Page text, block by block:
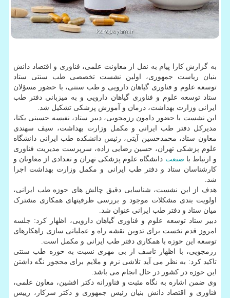
به گزارش کارا پیام به نقل از معاونت علمی، فناوری و اقتصاد دانش
بنیان ریاست جمهوری، اولین نشست تخصصی طب سنتی ستاد
توسعه علوم و فناوری گیاهان دارویی و طب سنتی، با حضور مسؤلان
ستاد توسعه علوم و فناوری گیاهان دارویی و به میزبانی دفتر طب
ایرانی وزارت بهداشت، درمان و آموزش پزشکی تشکیل شد.
این نشست با حضور دامون رزمجویی، دبیر ستاد، نفیسه حسینی یکتا،
مدیرکل دفتر طب ایرانی و مکمل وزارت بهداشت، سیف سهندی
معاون ستاد، محمدحسین آیتی، رئیس دانشکده طب ایرانی دانشگاه
علوم پزشکی تهران، حسین رضایی زاده، سرپرست مدیریت فناوری
و ارتباط با صنعت دانشگاه علوم پزشکی تهران و تعدادی از معاونان و
کارشناسان ستاد و دفتر طب ایرانی و مکمل وزارت بهداشت اجرا
شد.
هدف از این نشست، شناسایی دقیق چالش های حوزه طب ایرانی،
اولویت بندی مشکلات موجود و بررسی ظرفیتهای همکاری مشترک
میان ستاد و دفتر طب ایرانی عنوان شد.
دبیر ستاد توسعه علوم و فناوری گیاهان دارویی، اظهار کرد: جلسه
امروز قدم نخست برای تدوین نقشه راه و عملیاتی سازی راهکارهای
توسعه این حوزه با همکاری دفتر طب ایرانی و مکمل است.
رزمجویی، با اظهار تاسف از بی مهری نسبت به حوزه طب سنتی
تاکید کرد: به نظر می آید تلاشی نرم و ملایم برای محجور نگه داشتن
این حوزه در کشور در حال انجام می باشد.
وی ضمن اشاره به نگاه مثبت و فناورانه دکتر افشین، معاون علمی،
فناوری و اقتصاد دانش بنیان رئیس جمهوری و دکتر سرکار، رییس